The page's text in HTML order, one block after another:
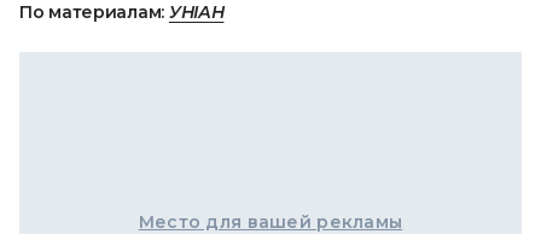
По материалам: УНІАН
Место для вашей рекламы